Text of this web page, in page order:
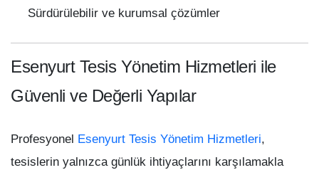
Sürdürülebilir ve kurumsal çözümler
Esenyurt Tesis Yönetim Hizmetleri ile
Güvenli ve Değerli Yapılar
Profesyonel Esenyurt Tesis Yönetim Hizmetleri,
tesislerin yalnızca günlük ihtiyaçlarını karşılamakla